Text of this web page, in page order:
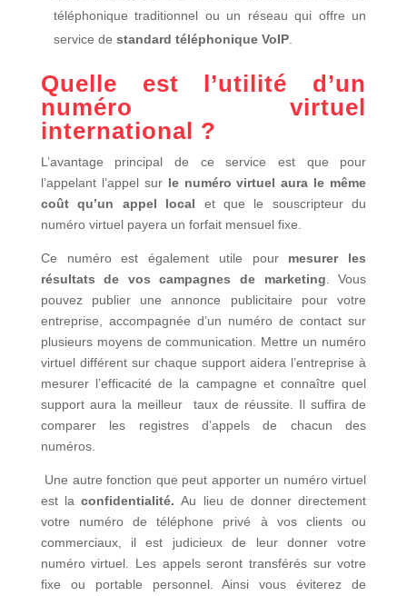
téléphonique traditionnel ou un réseau qui offre un
service de standard téléphonique VoIP.
Quelle est l’utilité d’un
numéro virtuel
international ?
L’avantage principal de ce service est que pour
l’appelant l’appel sur le numéro virtuel aura le même
coût qu’un appel local et que le souscripteur du
numéro virtuel payera un forfait mensuel fixe.
Ce numéro est également utile pour mesurer les
résultats de vos campagnes de marketing . Vous
pouvez publier une annonce publicitaire pour votre
entreprise, accompagnée d’un numéro de contact sur
plusieurs moyens de communication. Mettre un numéro
virtuel différent sur chaque support aidera l’entreprise à
mesurer l’efficacité de la campagne et connaître quel
support aura la meilleur taux de réussite. Il suffira de
comparer les registres d’appels de chacun des
numéros.
Une autre fonction que peut apporter un numéro virtuel
est laconfidentialité.Au lieu de donner directement
votre numéro de téléphone privé à vos clients ou
commerciaux, il est judicieux de leur donner votre
numéro virtuel. Les appels seront transférés sur votre
fixe ou portable personnel. Ainsi vous éviterez de